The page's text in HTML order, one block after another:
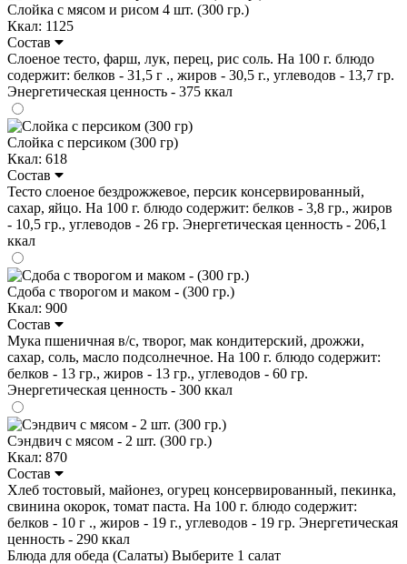
Слойка с мясом и рисом 4 шт. (300 гр.)
Ккал: 1125
Состав
Слоеное тесто, фарш, лук, перец, рис соль. На 100 г. блюдо
содержит: белков - 31,5 г ., жиров - 30,5 г., углеводов - 13,7 гр.
Энергетическая ценность - 375 ккал
Слойка с персиком (300 гр)
Ккал: 618
Состав
Тесто слоеное бездрожжевое, персик консервированный,
сахар, яйцо. На 100 г. блюдо содержит: белков - 3,8 гр., жиров
- 10,5 гр., углеводов - 26 гр. Энергетическая ценность - 206,1
ккал
Сдоба с творогом и маком - (300 гр.)
Ккал: 900
Состав
Мука пшеничная в/с, творог, мак кондитерский, дрожжи,
сахар, соль, масло подсолнечное. На 100 г. блюдо содержит:
белков - 13 гр., жиров - 13 гр., углеводов - 60 гр.
Энергетическая ценность - 300 ккал
Сэндвич с мясом - 2 шт. (300 гр.)
Ккал: 870
Состав
Хлеб тостовый, майонез, огурец консервированный, пекинка,
свинина окорок, томат паста. На 100 г. блюдо содержит:
белков - 10 г ., жиров - 19 г., углеводов - 19 гр. Энергетическая
ценность - 290 ккал
Блюда для обеда (Салаты) Выберите 1 салат